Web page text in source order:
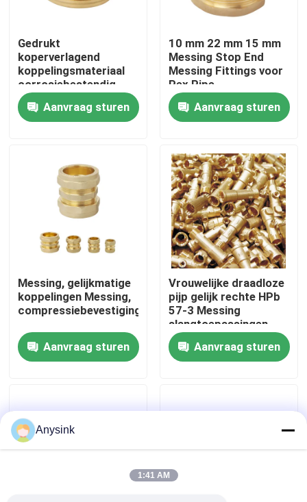
Thuis
Videos
Over ons
Fabrieksreis
Contacteer ons
Vraag een offerte aan
Bibcockklep
Gedrukt
koperverlagend
koppelingsmateriaal
corrosiebestendig
met HPb 57-3
Messingmateriaal voor
buisovergangen
Aanvraag sturen
10 mm 22 mm 15 mm
Messing Stop End
Messing Fittings voor
Pex Pipe
Aanvraag sturen
Messing, gelijkmatige
koppelingen Messing,
compressiebevestigingen
Aanvraag sturen
Vrouwelijke draadloze
pijp gelijk rechte HPb
57-3 Messing
slangtoepassingen
Aanvraag sturen
Anysink
1:41 AM